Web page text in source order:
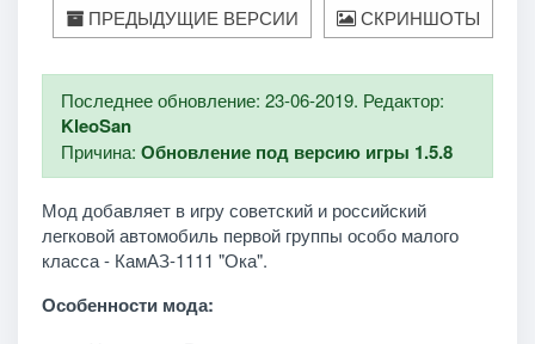
ПРЕДЫДУЩИЕ ВЕРСИИ
СКРИНШОТЫ
Последнее обновление: 23-06-2019. Редактор:
KleoSan
Причина: Обновление под версию игры 1.5.8
Мод добавляет в игру советский и российский
легковой автомобиль первой группы особо малого
класса - КамАЗ-1111 "Ока".
Особенности мода: